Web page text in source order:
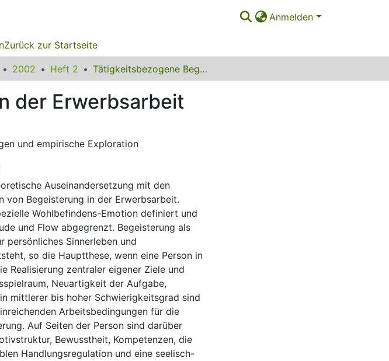
Anmelden
Zurück zur Startseite
2002 Heft 2 Tätigkeitsbezogene Begeisterung in der Erwerbsarbeit
der Erwerbsarbeit
und empirische Exploration
Auseinandersetzung mit den
von Begeisterung in der Erwerbsarbeit.
Wohlbefindens-Emotion definiert und
und Flow abgegrenzt. Begeisterung als
persönliches Sinnerleben und
so die Hauptthese, wenn eine Person in
Realisierung zentraler eigener Ziele und
Neuartigkeit der Aufgabe,
mittlerer bis hoher Schwierigkeitsgrad sind
Arbeitsbedingungen für die
Auf Seiten der Person sind darüber
Bewusstheit, Kompetenzen, die
Handlungsregulation und eine seelisch-